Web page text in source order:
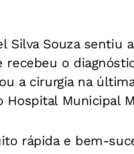
Silva Souza sentiu
recebeu o
a cirurgia na
Hospital Municipal
rápida e bem-